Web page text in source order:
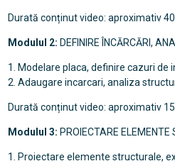
Durată conținut video: aproximativ
Modulul 2: DEFINIRE ÎNCĂRCĂRI,
1. Modelare placa, definire cazuri de
2. Adaugare incarcari, analiza
Durată conținut video: aproximativ
Modulul 3: PROIECTARE ELEMENTE
1. Proiectare elemente structurale,